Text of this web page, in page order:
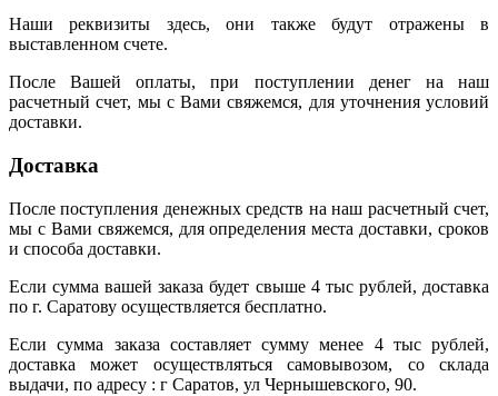
Наши реквизиты здесь, они также будут отражены в
выставленном счете.
После Вашей оплаты, при поступлении денег на наш
расчетный счет, мы с Вами свяжемся, для уточнения условий
доставки.
Доставка
После поступления денежных средств на наш расчетный счет,
мы с Вами свяжемся, для определения места доставки, сроков
и способа доставки.
Если сумма вашей заказа будет свыше 4 тыс рублей, доставка
по г. Саратову осуществляется бесплатно.
Если сумма заказа составляет сумму менее 4 тыс рублей,
доставка может осуществляться самовывозом, со склада
выдачи, по адресу : г Саратов, ул Чернышевского, 90.